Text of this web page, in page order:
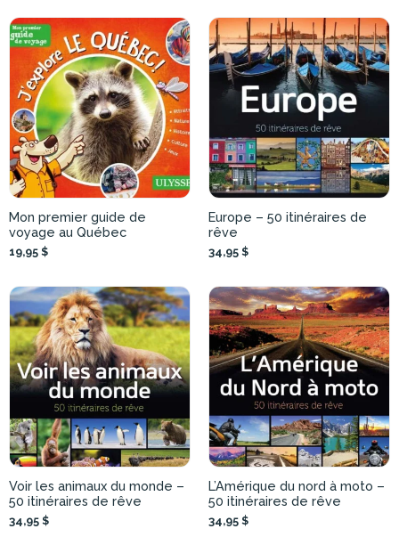
Mon premier guide de
voyage au Québec
19,95 $
Europe – 50 itinéraires de
rêve
34,95 $
Voir les animaux du monde –
50 itinéraires de rêve
34,95 $
L’Amérique du nord à moto –
50 itinéraires de rêve
34,95 $